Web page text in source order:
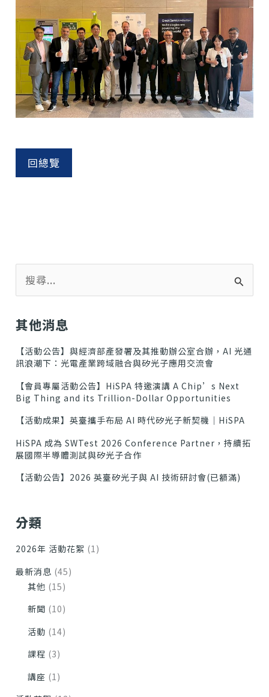
回總覽
鍵
字
其他消息
【活動公告】與經濟部產發署及其推動辦公室合辦，AI 光通
訊浪潮下：光電產業跨域融合與矽光子應用交流會
【會員專屬活動公告】HiSPA 特邀演講 A Chip’s Next
Big Thing and its Trillion-Dollar Opportunities
【活動成果】英臺攜手布局 AI 時代矽光子新契機｜HiSPA
HiSPA 成為 SWTest 2026 Conference Partner，持續拓
展國際半導體測試與矽光子合作
【活動公告】2026 英臺矽光子與 AI 技術研討會(已額滿)
分類
2026年 活動花絮 (1)
最新消息 (45)
其他 (15)
新聞 (10)
活動 (14)
課程 (3)
講座 (1)